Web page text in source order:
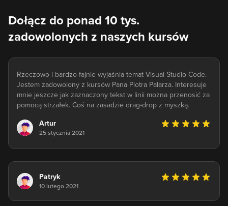
Dołącz do ponad 10 tys.
zadowolonych z naszych kursów
Rzeczowo i bardzo fajnie wyjaśnia temat Visual Studio Code.
Jestem zadowolony z kursów Pana Piotra Palarza. Interesuje
mnie jeszcze jak zaznaczony tekst w linii można przenosić za
pomocą strzałek. Coś na zasadzie drag-drop z myszką.
Artur
25 stycznia 2021
Patryk
10 lutego 2021